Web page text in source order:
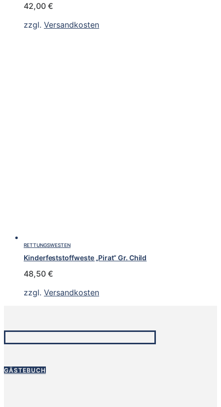
42,00 €
zzgl. Versandkosten
RETTUNGSWESTEN
Kinderfeststoffweste „Pirat“ Gr. Child
48,50 €
zzgl. Versandkosten
GÄSTEBUCH